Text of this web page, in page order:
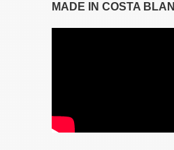
MADE IN COSTA